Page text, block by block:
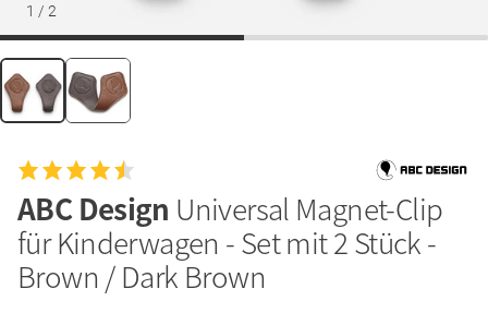
1 / 2
ABC Design Universal Magnet-Clip
für Kinderwagen - Set mit 2 Stück -
Brown / Dark Brown